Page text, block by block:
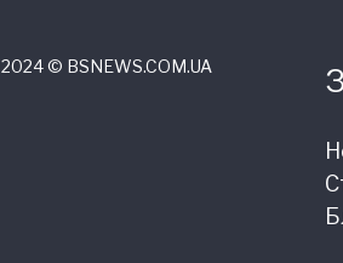
2024 © ВSNEWS.COM.UA